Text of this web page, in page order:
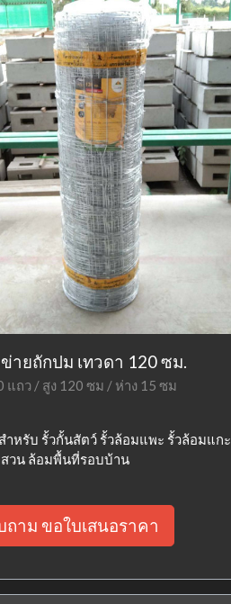
ายถักปม เทวดา 120 ซม.
แถว / สูง 120 ซม / ห่าง 15 ซม
ำหรับ รั้วกั้นสัตว์ รั้วล้อมแพะ รั้วล้อมแกะ
วน ล้อมพื้นที่รอบบ้าน
ถาม ขอใบเสนอราคา